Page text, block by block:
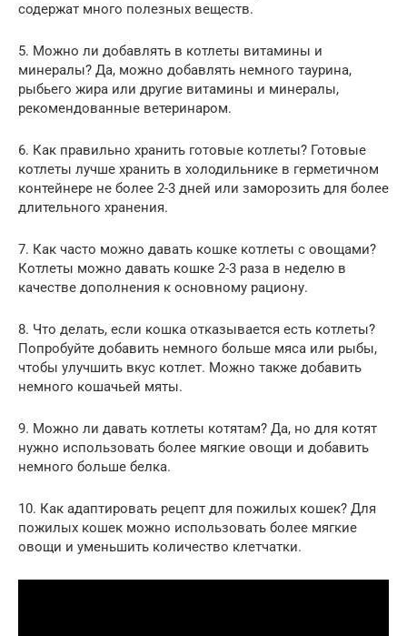
содержат много полезных веществ.
5. Можно ли добавлять в котлеты витамины и
минералы? Да, можно добавлять немного таурина,
рыбьего жира или другие витамины и минералы,
рекомендованные ветеринаром.
6. Как правильно хранить готовые котлеты? Готовые
котлеты лучше хранить в холодильнике в герметичном
контейнере не более 2-3 дней или заморозить для более
длительного хранения.
7. Как часто можно давать кошке котлеты с овощами?
Котлеты можно давать кошке 2-3 раза в неделю в
качестве дополнения к основному рациону.
8. Что делать, если кошка отказывается есть котлеты?
Попробуйте добавить немного больше мяса или рыбы,
чтобы улучшить вкус котлет. Можно также добавить
немного кошачьей мяты.
9. Можно ли давать котлеты котятам? Да, но для котят
нужно использовать более мягкие овощи и добавить
немного больше белка.
10. Как адаптировать рецепт для пожилых кошек? Для
пожилых кошек можно использовать более мягкие
овощи и уменьшить количество клетчатки.